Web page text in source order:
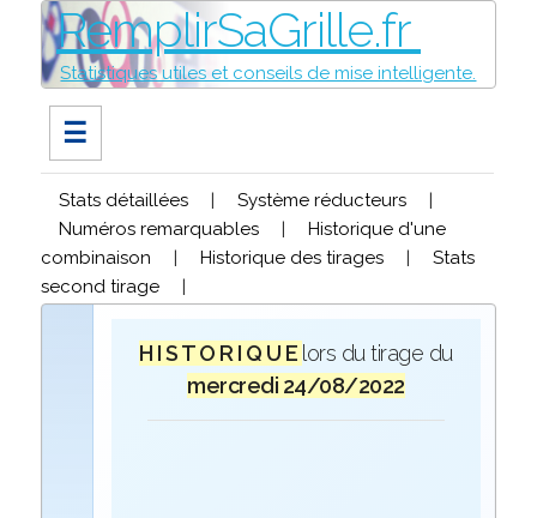
RemplirSaGrille.fr
Statistiques utiles et conseils de mise intelligente.
☰
Stats détaillées | Système réducteurs
|
Numéros remarquables
|
Historique d'une
combinaison
| Historique des tirages |
Stats
second tirage
|
H I S T O R I Q U E lors du tirage du
mercredi 24/08/2022